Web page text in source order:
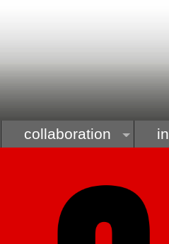
collaboration